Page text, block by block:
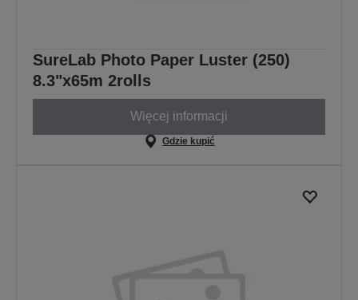
SureLab Photo Paper Luster (250)
8.3"x65m 2rolls
Więcej informacji
Gdzie kupić